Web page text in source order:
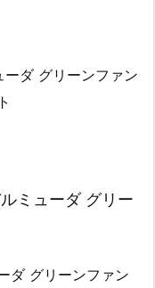
ダ グリーンファン
ミューダ グリー
ダ グリーンファン